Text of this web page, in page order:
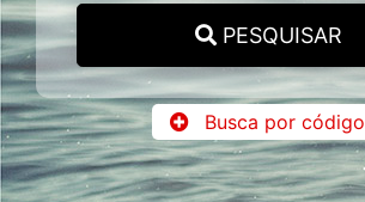
PESQUISAR
Busca por código